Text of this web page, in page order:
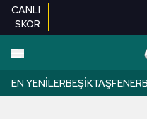
CANLI
SKOR
EN YENILERBEŞIKTAŞ